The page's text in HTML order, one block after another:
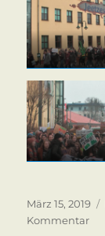
Veröffentlicht
am
März 15, 2019
Kommentarzu